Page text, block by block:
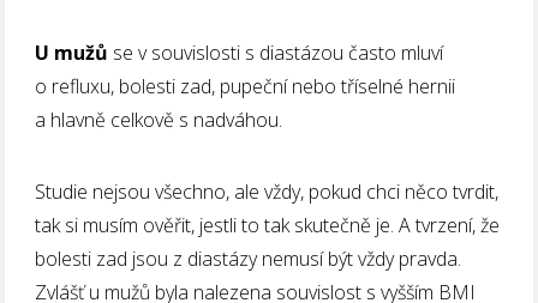
U mužů se v souvislosti s diastázou často mluví
o refluxu, bolesti zad, pupeční nebo tříselné hernii
a hlavně celkově s nadváhou.
Studie nejsou všechno, ale vždy, pokud chci něco tvrdit,
tak si musím ověřit, jestli to tak skutečně je. A tvrzení, že
bolesti zad jsou z diastázy nemusí být vždy pravda.
Zvlášť u mužů byla nalezena souvislost s vyšším BMI